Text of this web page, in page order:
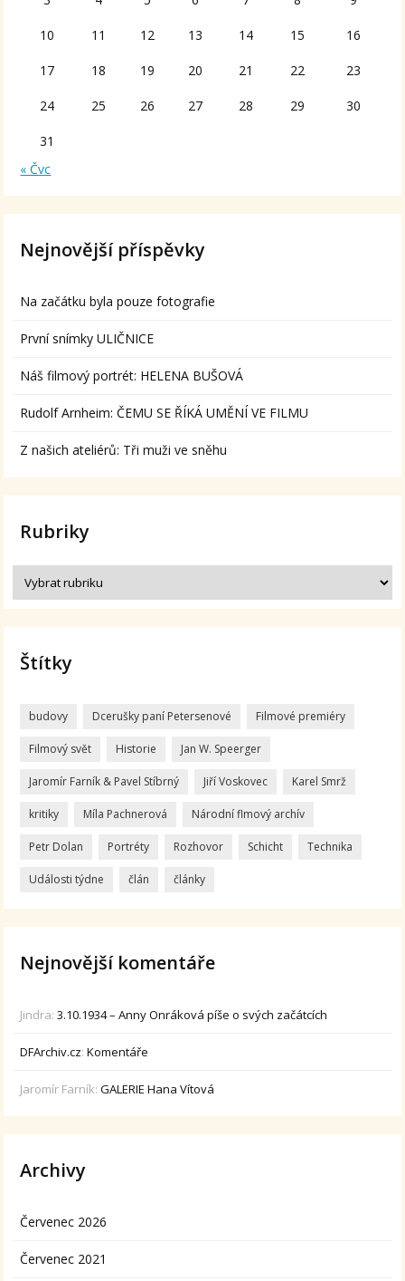
10 11 12 13 14 15 16
17 18 19 20 21 22 23
24 25 26 27 28 29 30
31
« Čvc
Nejnovější příspěvky
Na začátku byla pouze fotografie
První snímky ULIČNICE
Náš filmový portrét: HELENA BUŠOVÁ
Rudolf Arnheim: ČEMU SE ŘÍKÁ UMĚNÍ VE FILMU
Z našich ateliérů: Tři muži ve sněhu
Rubriky
Štítky
budovy Dcerušky paní Petersenové Filmové premiéry
Filmový svět Historie Jan W. Speerger
Jaromír Farník & Pavel Stíbrný Jiří Voskovec Karel Smrž
kritiky Míla Pachnerová Národní flmový archív
Petr Dolan Portréty Rozhovor Schicht Technika
Události týdne člán články
Nejnovější komentáře
Jindra:3.10.1934 – Anny Onráková píše o svých začátcích
DFArchiv.cz:Komentáře
Jaromír Farník:GALERIE Hana Vítová
Archivy
Červenec 2026
Červenec 2021